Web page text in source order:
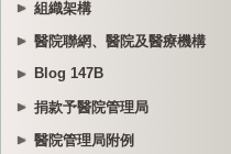
組織架構
醫院聯網、醫院及醫療機構
Blog 147B
捐款予醫院管理局
醫院管理局附例